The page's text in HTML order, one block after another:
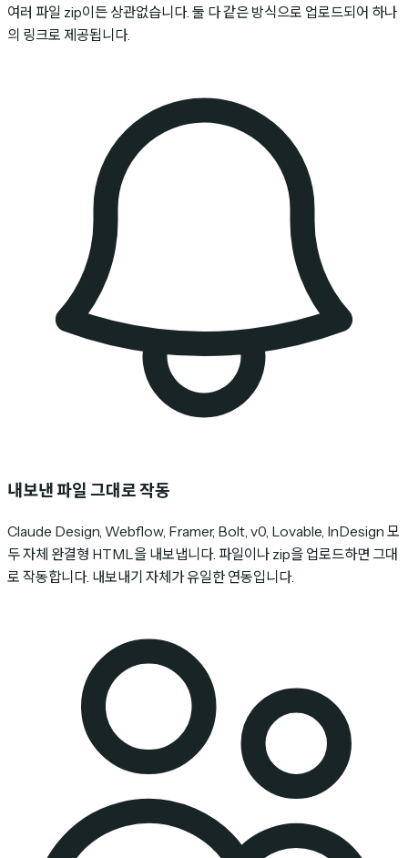
여러 파일 zip이든 상관없습니다. 둘 다 같은 방식으로 업로드되어 하나
의 링크로 제공됩니다.
내보낸 파일 그대로 작동
Claude Design, Webflow, Framer, Bolt, v0, Lovable, InDesign 모
두 자체 완결형 HTML을 내보냅니다. 파일이나 zip을 업로드하면 그대
로 작동합니다. 내보내기 자체가 유일한 연동입니다.